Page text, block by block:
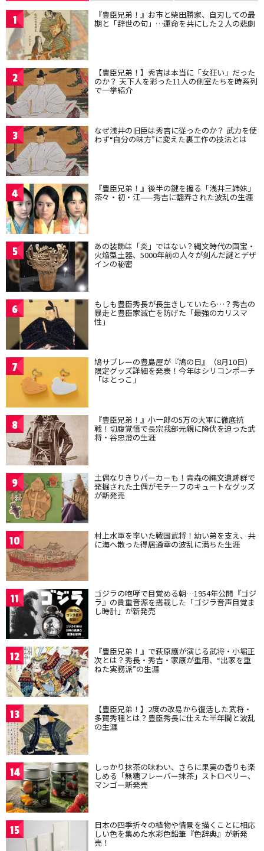
1 『豊臣兄弟！』お市と柴田勝家、自刃しての最
期と「辞世の句」…運命を共にした２人の悲劇
2 【豊臣兄弟！】秀吉は本当に「女狂い」だった
のか？ 天下人を彩った11人の側室たちを時系列
で一挙紹介
3 なぜ浅井の旧臣は秀吉に従ったのか？ 武力を使
わず“自分の味方”に変えた裏工作の技法とは
4 『豊臣兄弟！』後半の鍵を握る「浅井三姉妹」
茶々・初・江——秀吉に翻弄された波乱の生涯
5 あの装飾は「炎」ではない？縄文時代の国宝・
火焔型土器、5000年前の人々が刻んだ謎とデザ
インの秘密
6 もしも豊臣秀長が長生きしていたら…？秀吉の
暴走と豊臣家滅亡を防げた「最強のカリスマ
性」
7 鳩サブレーの豊島屋が『鳩の日』（8月10日）
限定グッズ詳細を発表！今年はシリコンポーチ
「はとっこ」
8 『豊臣兄弟！』小一郎の5万の大軍に徹底抗
戦！切腹覚悟で長宗我部元親に降伏を迫った武
将・谷忠澄の生涯
9 土偶なりきりパーカーも！青森の縄文遺跡群で
発掘された土偶がモチーフのキュートなグッズ
が新発売
10 村上水軍を率いた戦国武将！幼い弟を支え、共
に海へ散った得居通幸の波乱に満ちた生涯
11 ゴジラの咆哮で目覚める朝…1954年公開『ゴジ
ラ』の貴重音源を搭載した「ゴジラ音声目覚ま
し時計」が新発売
12 『豊臣兄弟！』で萩原護が演じる武将・小堀正
次とは？秀長・秀吉・家康が重用、“出家を重
ねた実務派”の生涯
13 【豊臣兄弟！】2度の改易から復活した武将・
多賀秀種とは？豊臣秀長に仕えた半年間と波乱
の生涯
14 しっかり抹茶の味わい、さらに果実の香りも楽
しめる「無糖フレーバー抹茶」ストロベリー、
マンゴー新発売
15 日本の四季折々の植物や情景を描くことに相応
しい色を集めた水彩色鉛筆『色辞典』が新発
売！